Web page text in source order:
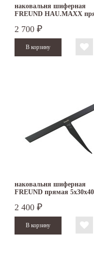
наковальня шиферная
FREUND HAU.MAXX
2 700 ₽
наковальня шиферная
FREUND прямая
2 400 ₽